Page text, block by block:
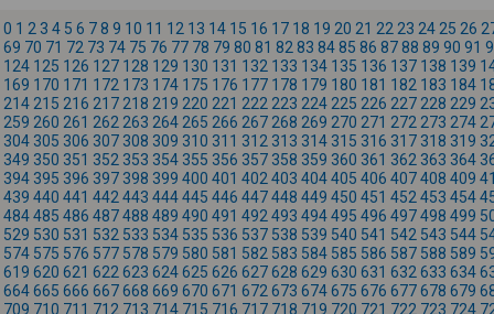
0 1 2 3 4 5 6 78 9 10 11 12 13 14 15 16 17 18 19 20 21 22 23 24 25 26
69 70 71 72 73 74 75 76 77 78 79 80 81 82 83 8485 86 8788 89 90 91
124 125 126 127 128 129 130 131 132 133 134 135 136 137 138 139
169 170 171 172 173 174 175 176 177 178 179 180 181 182 183 184
214 215 216 217 218 219 220 221 222 223 224 225 226 227 228 229
259 260 261 262 263 264 265 266 267 268 269 270 271 272 273 274
304 305 306 307 308 309 310 311 312 313 314 315 316 317 318 319
349 350 351 352 353 354 355 356 357 358 359 360 361 362 363 364
394 395 396 397 398 399 400 401 402 403 404405 406 407408 409
439 440 441 442 443 444445 446 447448 449 450 451 452 453 454
484485 486 487488 489 490 491 492 493 494495 496 497498 499
529 530 531 532 533 534 535 536 537 538 539 540 541 542 543 544
574 575 576 577 578 579 580 581 582 583 584 585 586 587 588 589
619 620 621 622 623 624625 626 627628 629 630 631 632 633 634
664665 666 667668 669 670 671 672 673 674675 676 677678 679
709 710 711 712 713 714 715 716 717 718 719 720 721 722 723 724